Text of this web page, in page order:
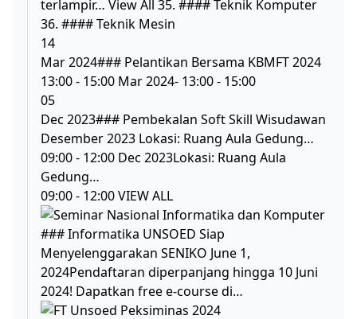
terlampir… View All 35. #### Teknik Komputer
36. #### Teknik Mesin
14
Mar 2024### Pelantikan Bersama KBMFT 2024
13:00 - 15:00 Mar 2024- 13:00 - 15:00
05
Dec 2023### Pembekalan Soft Skill Wisudawan
Desember 2023 Lokasi: Ruang Aula Gedung…
09:00 - 12:00 Dec 2023Lokasi: Ruang Aula
Gedung…
09:00 - 12:00 VIEW ALL
### Informatika UNSOED Siap
Menyelenggarakan SENIKO June 1,
2024Pendaftaran diperpanjang hingga 10 Juni
2024! Dapatkan free e-course di…